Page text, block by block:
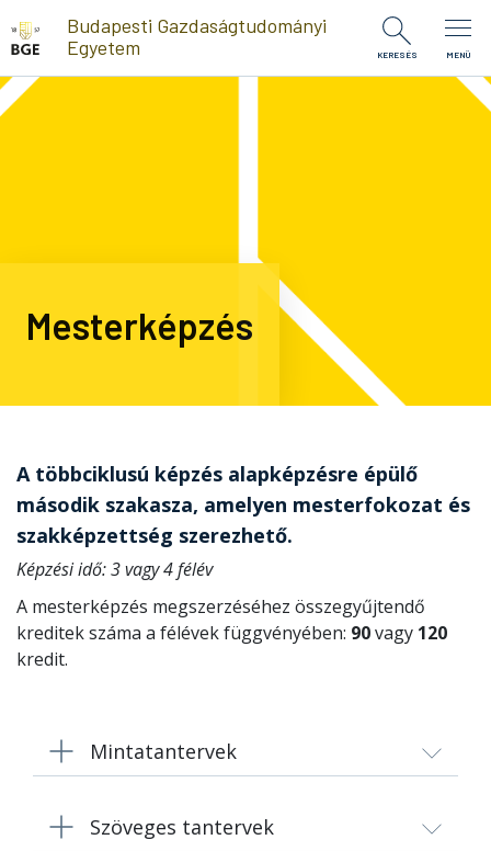
Ugrás a tartalomra
Budapesti Gazdaságtudományi
Egyetem
KERESÉS MENÜ
Mesterképzés
A többciklusú képzés alapképzésre épülő
második szakasza, amelyen mesterfokozat és
szakképzettség szerezhető.
Képzési idő: 3 vagy 4 félév
A mesterképzés megszerzéséhez összegyűjtendő
kreditek száma a félévek függvényében: 90vagy 120
kredit.
Mintatantervek
Szöveges tantervek